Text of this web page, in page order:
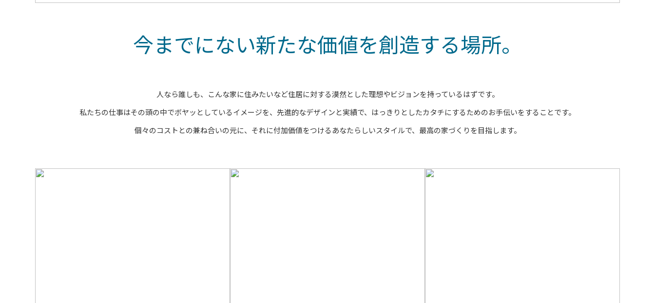
今までにない新たな価値を創造する場所。
人なら誰しも、こんな家に住みたいなど住居に対する漠然とした理想やビジョンを持っているはずです。
私たちの仕事はその頭の中でボヤッとしているイメージを、先進的なデザインと実績で、はっきりとしたカタチにするためのお手伝いをすることです。
個々のコストとの兼ね合いの元に、それに付加価値をつけるあなたらしいスタイルで、最高の家づくりを目指します。